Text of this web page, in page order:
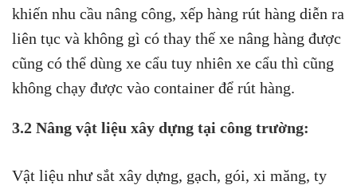
khiến nhu cầu nâng công, xếp hàng rút hàng diễn ra
liên tục và không gì có thay thế xe nâng hàng được
cũng có thể dùng xe cẩu tuy nhiên xe cẩu thì cũng
không chạy được vào container để rút hàng.
3.2 Nâng vật liệu xây dựng tại công trường:
Vật liệu như sắt xây dựng, gạch, gói, xi măng, ty